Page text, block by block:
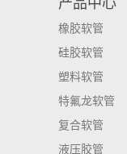
产品中心
橡胶软管
硅胶软管
塑料软管
特氟龙软管
复合软管
液压胶管